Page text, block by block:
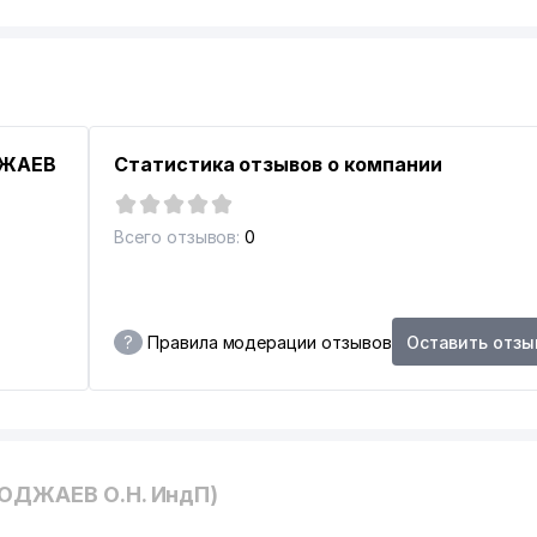
Статистика отзывов о компании
Всего отзывов: 0
? Правила модерации отзывов Оставить
О.Н. ИндП)